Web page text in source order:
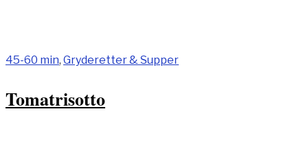
45-60 min, Gryderetter & Supper
Tomatrisotto